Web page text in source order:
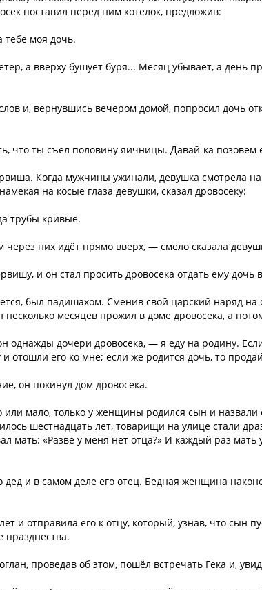
поставил перед ним котелок, предложив:
тебе моя дочь.
а вверху бушует буря... Месяц убывает, а день
и, вернувшись вечером домой, попросил дочь
что ты съел половину яичницы. Давай-ка позовем
Когда мужчины ужинали, девушка смотрела
на косые глаза девушки, сказал дровосеку:
трубы кривые.
них идёт прямо вверх, — смело сказала
и он стал просить дровосека отдать ему дочь
был падишахом. Сменив свой царский наряд
несколько месяцев прожил в доме дровосека, а
однажды дочери дровосека, — я еду на родину.
и отошли его ко мне; если же родится дочь, то
он покинул дом дровосека.
мало, только у женщины родился сын и назвали
шестнадцать лет, товарищи на улице стали
мать: «Разве у меня нет отца?» И каждый раз мать
и в самом деле его отец. Бедная женщина
и отправила его к отцу, который, узнав, что сын
проведав об этом, пошёл встречать Гека и,